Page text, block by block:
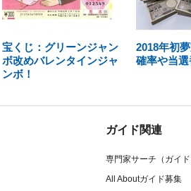
宝くじ：グリーンジャン
ボ改めバレンタインジャ
ンボ！
2018年初
確率や当選
ガイド関連
専門家サーチ（ガイド
All Aboutガイド募集